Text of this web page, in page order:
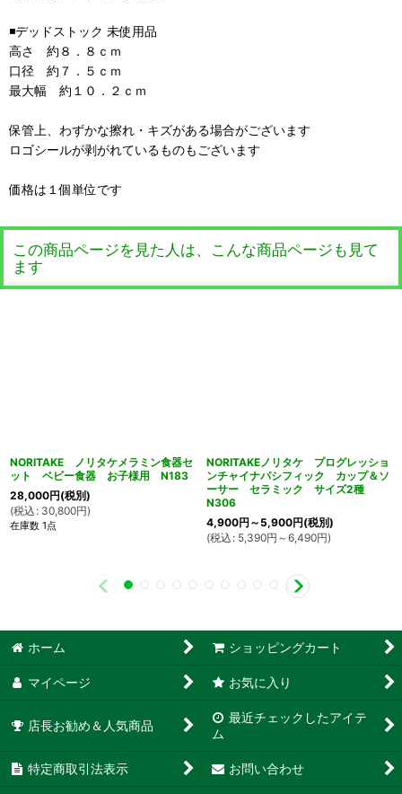
◾️デッドストック 未使用品
高さ 約８．８ｃｍ
口径 約７．５ｃｍ
最大幅 約１０．２ｃｍ
保管上、わずかな擦れ・キズがある場合がございます
ロゴシールが剥がれているものもございます
価格は１個単位です
この商品ページを見た人は、こんな商品ページも見て
ます
NORITAKE ノリタケメラミン食器セ
ット ベビー食器 お子様用 N183
28,000円(税別)
(税込 : 30,800円)
在庫数 1点
NORITAKEノリタケ プログレッショ
ンチャイナパシフィック カップ＆ソ
ーサー セラミック サイズ2種
N306
4,900円 ～5,900円(税別)
(税込 : 5,390円 ～6,490円)
ホーム ショッピングカート
マイページ お気に入り
店長お勧め＆人気商品
最近チェックしたアイテ
ム
特定商取引法表示 お問い合わせ